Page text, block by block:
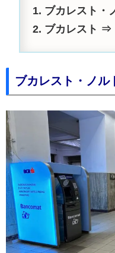
ブカレスト・
ブカレスト
ブカレスト・ノル